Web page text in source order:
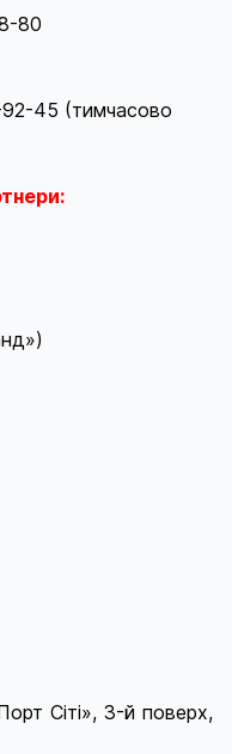
80
45 (тимчасово
Сіті», 3-й поверх,